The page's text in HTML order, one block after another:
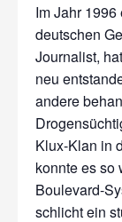
Im Jahr
deutschen
Journalist,
neu
andere
Klux-Klan in
konnte es so
Boulevard-
schlicht ein